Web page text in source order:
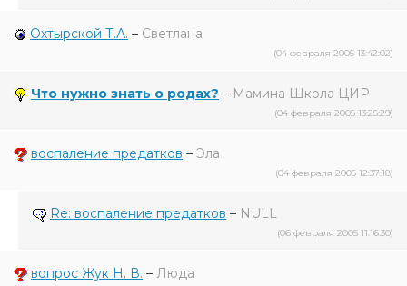
Охтырской Т.А. – Светлана
(04 февраля 2005 13:42:02)
Что нужно знать о родах? – Мамина Школа ЦИР
(04 февраля 2005 13:25:29)
воспаление предатков – Эла
(04 февраля 2005 12:37:18)
Re: воспаление предатков – NULL
(06 февраля 2005 11:16:30)
вопрос Жук Н. В. – Люда